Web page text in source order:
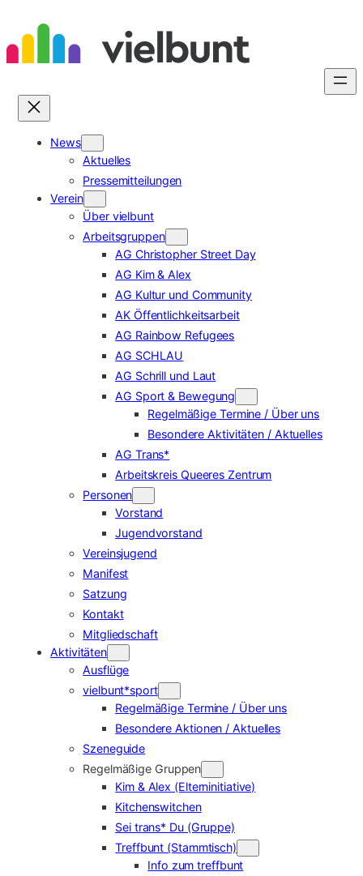
Inhalt
springen
News
Aktuelles
Pressemitteilungen
Verein
Über vielbunt
Arbeitsgruppen
AG Christopher Street Day
AG Kim & Alex
AG Kultur und Community
AK Öffentlichkeitsarbeit
AG Rainbow Refugees
AG SCHLAU
AG Schrill und Laut
AG Sport & Bewegung
Regelmäßige Termine / Über uns
Besondere Aktivitäten / Aktuelles
AG Trans*
Arbeitskreis Queeres Zentrum
Personen
Vorstand
Jugendvorstand
Vereinsjugend
Manifest
Satzung
Kontakt
Mitgliedschaft
Aktivitäten
Ausflüge
vielbunt*sport
Regelmäßige Termine / Über uns
Besondere Aktionen / Aktuelles
Szeneguide
Regelmäßige Gruppen
Kim & Alex (Elterninitiative)
Kitchenswitchen
Sei trans* Du (Gruppe)
Treffbunt (Stammtisch)
Info zum treffbunt